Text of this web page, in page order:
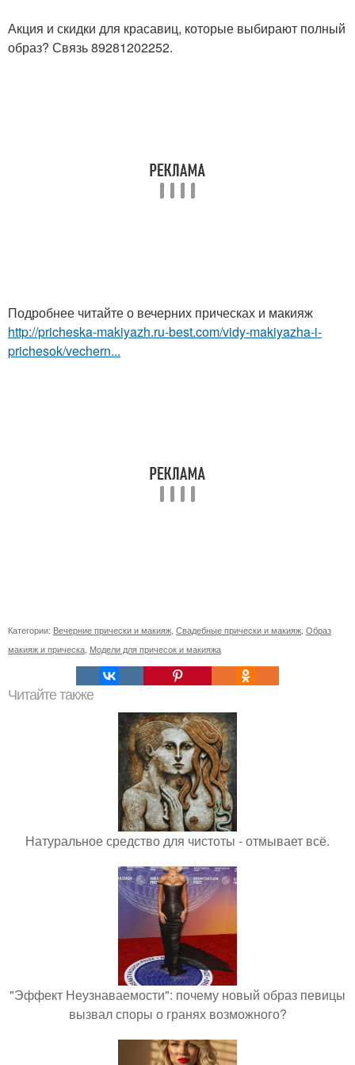
Акция и скидки для красавиц, которые выбирают полный
образ? Связь 89281202252.
Подробнее читайте о вечерних прическах и макияж
http://pricheska-makiyazh.ru-best.com/vidy-makiyazha-i-
prichesok/vechern...
Категории: Вечерние прически и макияж Свадебные прически и макияж Образ
макияж и прическа Модели для причесок и макияжа
Читайте также
Натуральное средство для чистоты - отмывает всё.
"Эффект Неузнаваемости": почему новый образ певицы
вызвал споры о гранях возможного?